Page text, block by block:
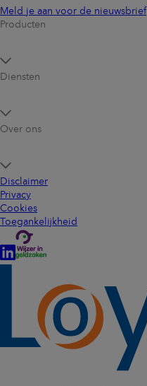
Meld je aan voor de nieuwsbrief
Producten
Diensten
Over ons
Disclaimer
Privacy
Cookies
Toegankelijkheid